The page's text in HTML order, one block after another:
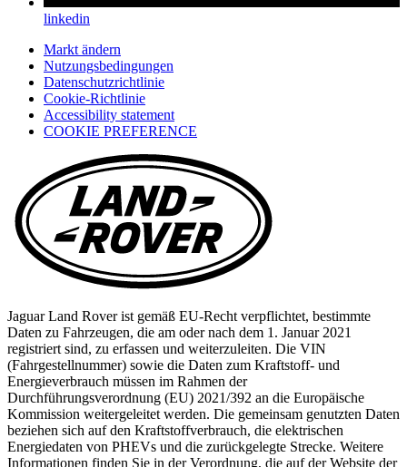
linkedin
linkedin
a
new
tab)
Markt ändern
Nutzungsbedingungen
Datenschutzrichtlinie
Cookie-Richtlinie
in
a
tab)
Accessibility statement
COOKIE PREFERENCE
Jaguar Land Rover ist gemäß EU-Recht verpflichtet, bestimmte
Daten zu Fahrzeugen, die am oder nach dem 1. Januar 2021
registriert sind, zu erfassen und weiterzuleiten. Die VIN
(Fahrgestellnummer) sowie die Daten zum Kraftstoff- und
Energieverbrauch müssen im Rahmen der
Durchführungsverordnung (EU) 2021/392 an die Europäische
Kommission weitergeleitet werden. Die gemeinsam genutzten Daten
beziehen sich auf den Kraftstoffverbrauch, die elektrischen
Energiedaten von PHEVs und die zurückgelegte Strecke. Weitere
Informationen finden Sie in der Verordnung, die auf der Website der